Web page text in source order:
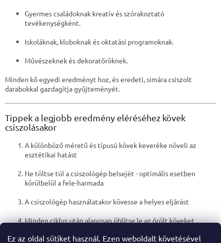
Ez az oldal sütiket használ. Ezen weboldalt követésével
Gyermes családoknak kreatív és szórakoztató
tevékenységként.
Iskoláknak, kluboknak és oktatási programoknak.
Művészeknek és dekoratőröknek.
Minden kő egyedi eredményt hoz, és eredeti, simára csiszolt
darabokkal gazdagítja gyűjteményét.
Tippek a legjobb eredmény eléréséhez kövek
csiszolásakor
A különböző méretű és típusú kövek keveréke növeli az
esztétikai hatást
Ne töltse túl a csiszológép belsejét - optimális esetben
körülbelül a fele-harmada
A csiszológép használatakor kövesse a helyes eljárást
Minden ciklus után alaposan öblítse le az őrölt köveket
A megfelelő őrlőkő gyönyörű eredményeket, rövidebb ciklusokat és